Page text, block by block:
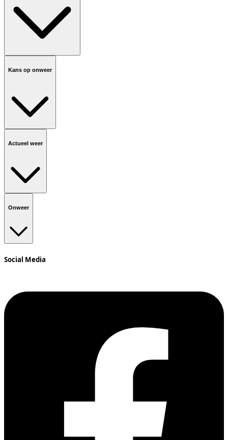
Kans op onweer
Actueel weer
Onweer
Social Media